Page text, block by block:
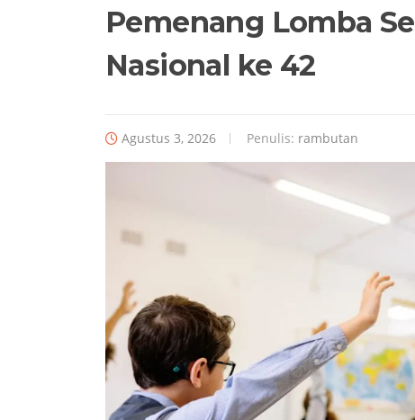
Pemenang Lomba
Nasional ke 42
Agustus 3, 2026 Penulis: rambutan